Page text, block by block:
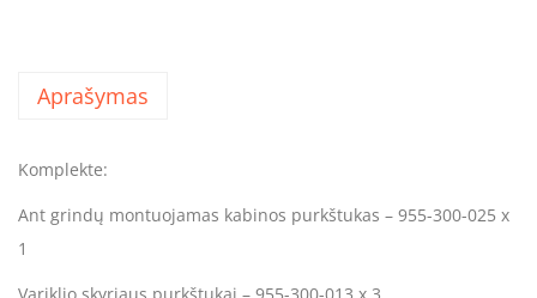
Aprašymas
Komplekte:
Ant grindų montuojamas kabinos purkštukas – 955-300-025 x
1